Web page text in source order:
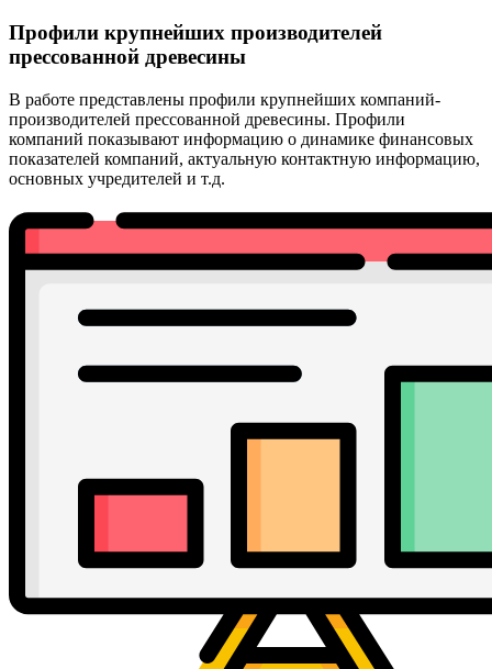
Профили крупнейших производителей
прессованной древесины
В работе представлены профили крупнейших компаний-
производителей прессованной древесины. Профили
компаний показывают информацию о динамике финансовых
показателей компаний, актуальную контактную информацию,
основных учредителей и т.д.